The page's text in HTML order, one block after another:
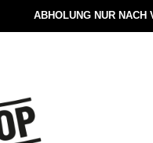
ABHOLUNG NUR NACH